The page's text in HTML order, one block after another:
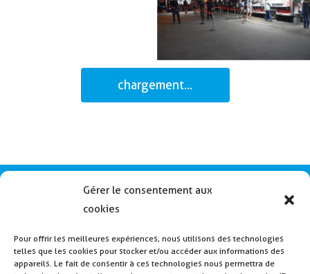
Gérer le consentement aux
cookies
Pour offrir les meilleures expériences, nous utilisons des technologies
telles que les cookies pour stocker et/ou accéder aux informations des
appareils. Le fait de consentir à ces technologies nous permettra de
chargement...